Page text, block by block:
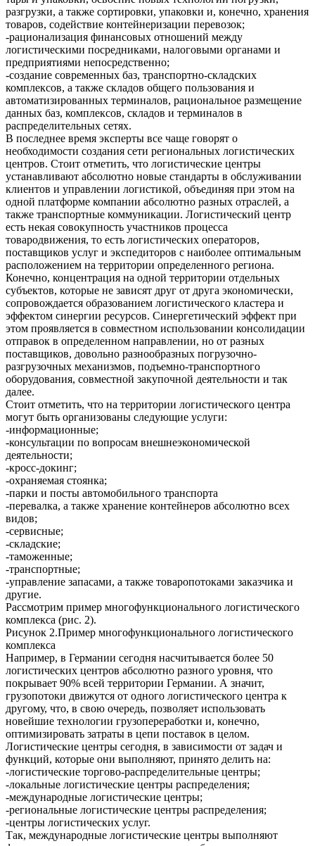
разгрузки, а также сортировки, упаковки и, конечно, хранения
товаров, содействие контейнеризации перевозок;
-рационализация финансовых отношений между
логистическими посредниками, налоговыми органами и
предприятиями непосредственно;
-создание современных баз, транспортно-складских
комплексов, а также складов общего пользования и
автоматизированных терминалов, рациональное размещение
данных баз, комплексов, складов и терминалов в
распределительных сетях.
В последнее время эксперты все чаще говорят о
необходимости создания сети региональных логистических
центров. Стоит отметить, что логистические центры
устанавливают абсолютно новые стандарты в обслуживании
клиентов и управлении логистикой, объединяя при этом на
одной платформе компании абсолютно разных отраслей, а
также транспортные коммуникации. Логистический центр
есть некая совокупность участников процесса
товародвижения, то есть логистических операторов,
поставщиков услуг и экспедиторов с наиболее оптимальным
расположением на территории определенного региона.
Конечно, концентрация на одной территории отдельных
субъектов, которые не зависят друг от друга экономически,
сопровождается образованием логистического кластера и
эффектом синергии ресурсов. Синергетический эффект при
этом проявляется в совместном использовании консолидации
отправок в определенном направлении, но от разных
поставщиков, довольно разнообразных погрузочно-
разгрузочных механизмов, подъемно-транспортного
оборудования, совместной закупочной деятельности и так
далее.
Стоит отметить, что на территории логистического центра
могут быть организованы следующие услуги:
-информационные;
-консультации по вопросам внешнеэкономической
деятельности;
-кросс-докинг;
-охраняемая стоянка;
-парки и посты автомобильного транспорта
-перевалка, а также хранение контейнеров абсолютно всех
видов;
-сервисные;
-складские;
-таможенные;
-транспортные;
-управление запасами, а также товаропотоками заказчика и
другие.
Рассмотрим пример многофункционального логистического
комплекса (рис. 2).
Рисунок 2.Пример многофункционального логистического
комплекса
Например, в Германии сегодня насчитывается более 50
логистических центров абсолютно разного уровня, что
покрывает 90% всей территории Германии. А значит,
грузопотоки движутся от одного логистического центра к
другому, что, в свою очередь, позволяет использовать
новейшие технологии грузопереработки и, конечно,
оптимизировать затраты в цепи поставок в целом.
Логистические центры сегодня, в зависимости от задач и
функций, которые они выполняют, принято делить на:
-логистические торгово-распределительные центры;
-локальные логистические центры распределения;
-международные логистические центры;
-региональные логистические центры распределения;
-центры логистических услуг.
Так, международные логистические центры выполняют